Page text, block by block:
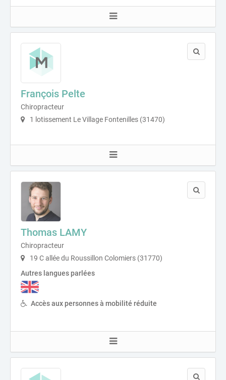
François Pelte
Chiropracteur
1 lotissement Le Village Fontenilles (31470)
Thomas LAMY
Chiropracteur
19 C allée du Roussillon Colomiers (31770)
Autres langues parlées
Accès aux personnes à mobilité réduite